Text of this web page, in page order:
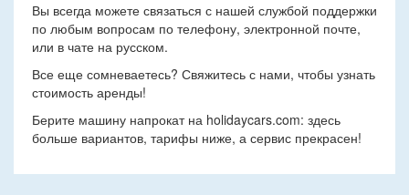
Вы всегда можете связаться с нашей службой поддержки
по любым вопросам по телефону, электронной почте,
или в чате на русском.
Все еще сомневаетесь? Свяжитесь с нами, чтобы узнать
стоимость аренды!
Берите машину напрокат на holidaycars.com: здесь
больше вариантов, тарифы ниже, а сервис прекрасен!